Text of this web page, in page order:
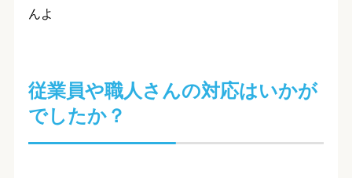
んよ
従業員や職人さんの対応はいかが
でしたか？